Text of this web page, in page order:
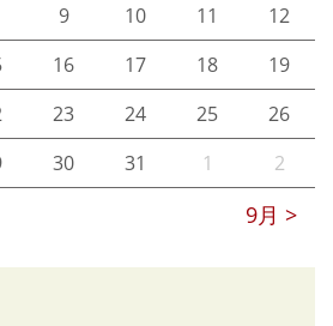
9月 >
9 10 11
12
16 17 18
19
23 24 25
26
30 31 1 2